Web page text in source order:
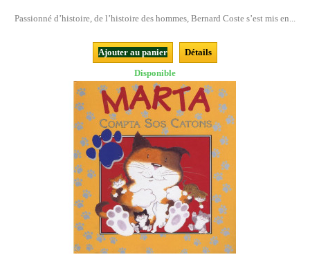
Passionné d’histoire, de l’histoire des hommes, Bernard Coste s’est mis en...
Ajouter au panier
Détails
Disponible